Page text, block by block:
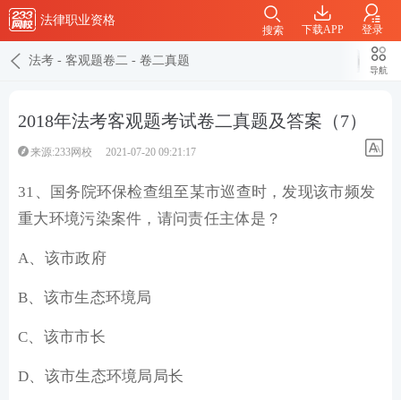
法律职业资格
下载APP 登录
搜索
法考 - 客观题卷二 - 卷二真题
导航
2018年法考客观题考试卷二真题及答案（7）
来源:233网校 2021-07-20 09:21:17
31、国务院环保检查组至某市巡查时，发现该市频发
重大环境污染案件，请问责任主体是？
A、该市政府
B、该市生态环境局
C、该市市长
D、该市生态环境局局长